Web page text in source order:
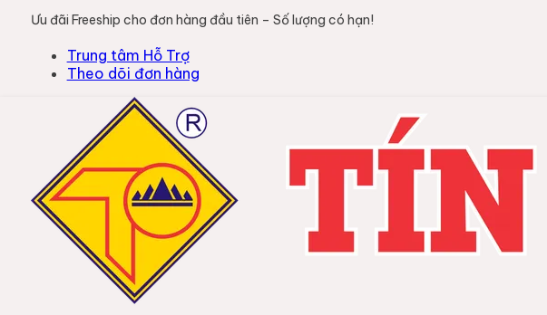
Ưu đãi Freeship cho đơn hàng đầu tiên – Số lượng có hạn!
Trung tâm Hỗ Trợ
Theo dõi đơn hàng